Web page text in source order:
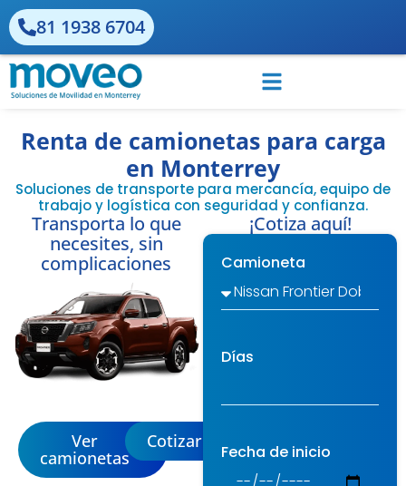
81 1938 6704
Renta de camionetas para carga
en Monterrey
Soluciones de transporte para mercancía, equipo de
trabajo y logística con seguridad y confianza.
Transporta lo que
necesites, sin
complicaciones
Ver
camionetas
Cotizar
¡Cotiza aquí!
Camioneta
Días
Fecha de inicio